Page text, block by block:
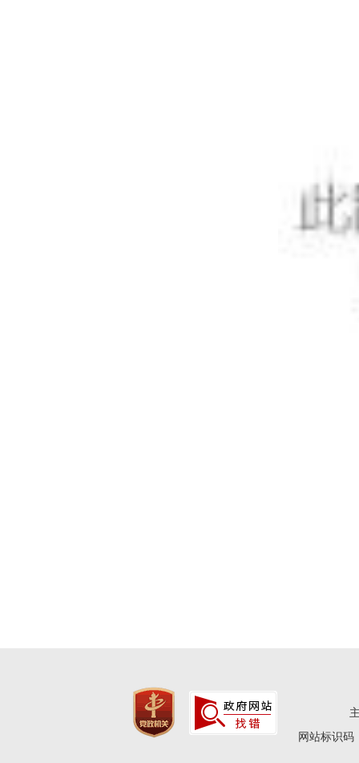
网站标识